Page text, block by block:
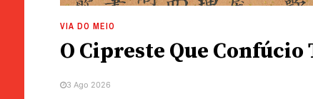
VIA DO MEIO
O Cipreste Que Confúcio
3 Ago 2026